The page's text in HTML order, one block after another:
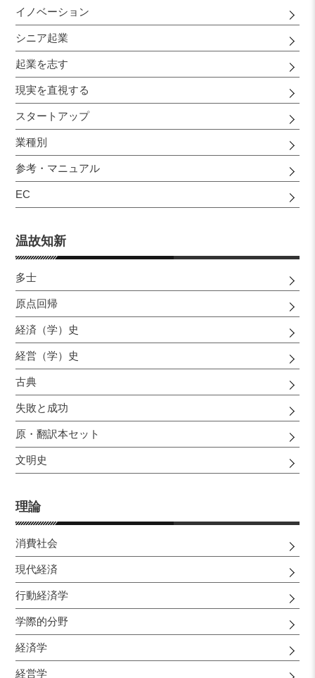
イノベーション
シニア起業
起業を志す
現実を直視する
スタートアップ
業種別
参考・マニュアル
EC
温故知新
多士
原点回帰
経済（学）史
経営（学）史
古典
失敗と成功
原・翻訳本セット
文明史
理論
消費社会
現代経済
行動経済学
学際的分野
経済学
経営学